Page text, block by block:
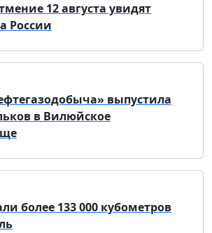
12 августа увидят
России
выпустила
в Вилюйское
более 133 000 кубометров